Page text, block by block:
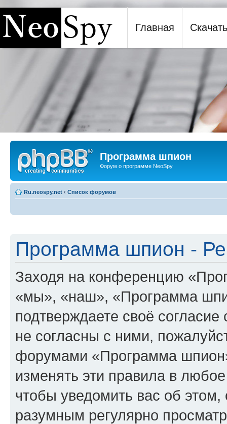
Программа шпион NeoSpy
Главная Скачать
Программа шпион
Форум о программе NeoSpy
Ru.neospy.net ‹ Список форумов
Программа шпион -
Заходя на конференцию
«мы», «наш», «Программа
подтверждаете своё
не согласны с ними,
форумами «Программа
изменять эти правила в
чтобы уведомить вас об
разумным регулярно